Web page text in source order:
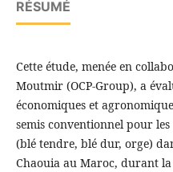
RÉSUMÉ
Cette étude, menée en
Moutmir (OCP-Group), a
économiques et
semis conventionnel pour
(blé tendre, blé dur, orge)
Chaouia au Maroc, durant